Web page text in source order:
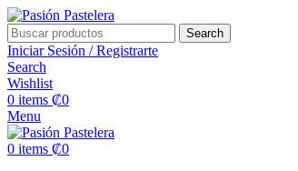
Search
Iniciar Sesión / Registrarte
Search
Wishlist
0 items ₡0
Menu
0 items ₡0